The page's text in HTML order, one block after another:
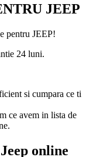
JEEP
pentru JEEP!
24 luni.
si cumpara ce ti
ce avem in lista de
online